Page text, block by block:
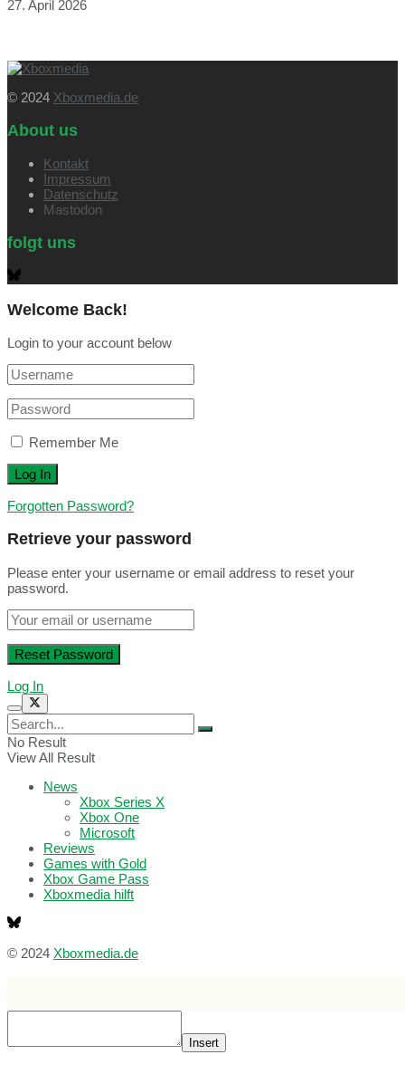
27. April 2026
© 2024 Xboxmedia.de
About us
Kontakt
Impressum
Datenschutz
Mastodon
folgt uns
Welcome Back!
Login to your account below
Remember Me
Forgotten Password?
Retrieve your password
Please enter your username or email address to reset your
password.
Log In
No Result
View All Result
News
Xbox Series X
Xbox One
Microsoft
Reviews
Games with Gold
Xbox Game Pass
Xboxmedia hilft
© 2024 Xboxmedia.de
Insert